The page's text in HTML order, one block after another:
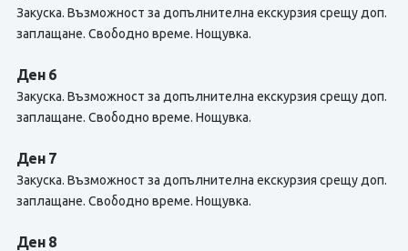
Закуска. Възможност за допълнителна екскурзия срещу доп.
заплащане. Свободно време. Нощувка.
Ден 6
Закуска. Възможност за допълнителна екскурзия срещу доп.
заплащане. Свободно време. Нощувка.
Ден 7
Закуска. Възможност за допълнителна екскурзия срещу доп.
заплащане. Свободно време. Нощувка.
Ден 8